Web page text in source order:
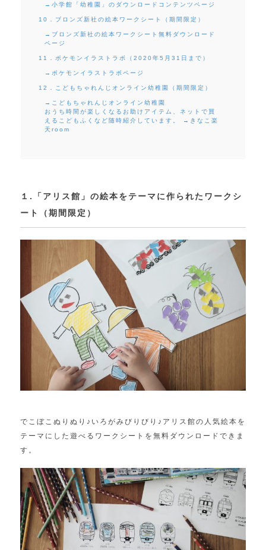
→小学館「幼稚園」のダウンロードコンテンツページ
10．ブロンズ新社の絵本ワークシート（期間限定）
→ブロンズ新社の絵本ワークシート無料ダウンロード
ページ
11．ポケモンイラストラボ（2020年5月31日まで）
→ポケモンイラストラボページ
12．こどもちゃれんじオンライン幼稚園（期間限定）
→こどもちゃれんじオンライン幼稚園
おうち時間が楽しくなるお助けアイテム、ネットで買
えるこどもふくなど随時紹介しています。 →きなこ楽
天room
１.「アリス館」の絵本をテーマに作られたワークシ
ート（期間限定）
でこぼこぬりぬり♪いろがみびりびり♪アリス館の人気絵本を
テーマにした遊べるワークシートを無料ダウンロードできま
す。